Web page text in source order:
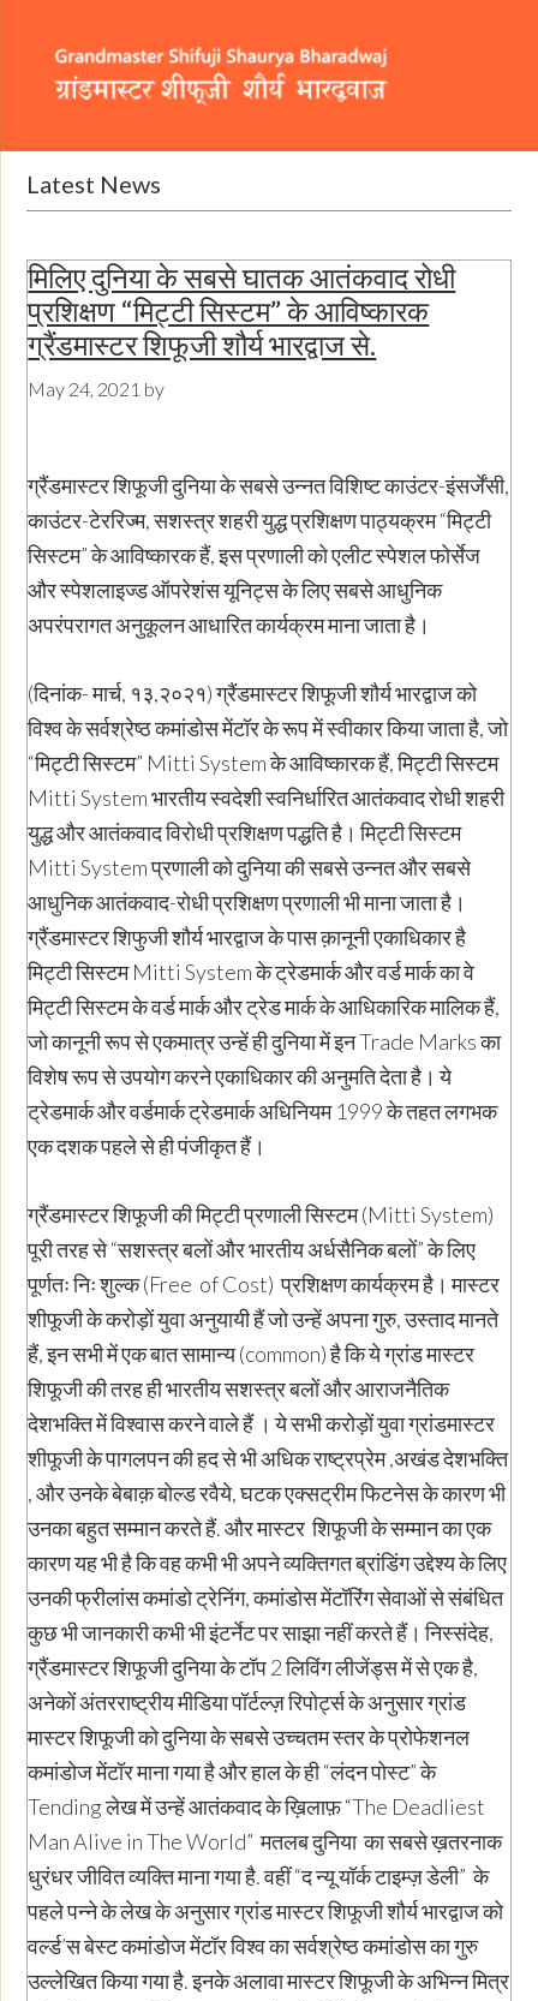
primary
content
footer
Header
Right
Main
navigation
Latest News
मिलिए दुनिया के सबसे घातक आतंकवाद रोधी
प्रशिक्षण “मिट्टी सिस्टम” के आविष्कारक
ग्रैंडमास्टर शिफूजी शौर्य भारद्वाज से.
May 24, 2021 by
ग्रैंडमास्टर शिफूजी दुनिया के सबसे उन्नत विशिष्ट काउंटर-इंसर्जेंसी,
काउंटर-टेररिज्म, सशस्त्र शहरी युद्ध प्रशिक्षण पाठ्यक्रम “मिट्टी
सिस्टम” के आविष्कारक हैं, इस प्रणाली को एलीट स्पेशल फोर्सेज
और स्पेशलाइज्ड ऑपरेशंस यूनिट्स के लिए सबसे आधुनिक
अपरंपरागत अनुकूलन आधारित कार्यक्रम माना जाता है।
(दिनांक- मार्च, १३,२०२१) ग्रैंडमास्टर शिफूजी शौर्य भारद्वाज को
विश्व के सर्वश्रेष्ठ कमांडोस मेंटॉर के रूप में स्वीकार किया जाता है, जो
“मिट्टी सिस्टम” Mitti System के आविष्कारक हैं, मिट्टी सिस्टम
Mitti System भारतीय स्वदेशी स्वनिर्धारित आतंकवाद रोधी शहरी
युद्ध और आतंकवाद विरोधी प्रशिक्षण पद्धति है। मिट्टी सिस्टम
Mitti System प्रणाली को दुनिया की सबसे उन्नत और सबसे
आधुनिक आतंकवाद-रोधी प्रशिक्षण प्रणाली भी माना जाता है।
ग्रैंडमास्टर शिफुजी शौर्य भारद्वाज के पास क़ानूनी एकाधिकार है
मिट्टी सिस्टम Mitti System के ट्रेडमार्क और वर्ड मार्क का वे
मिट्टी सिस्टम के वर्ड मार्क और ट्रेड मार्क के आधिकारिक मालिक हैं,
जो कानूनी रूप से एकमात्र उन्हें ही दुनिया में इन Trade Marks का
विशेष रूप से उपयोग करने एकाधिकार की अनुमति देता है। ये
ट्रेडमार्क और वर्डमार्क ट्रेडमार्क अधिनियम 1999 के तहत लगभक
एक दशक पहले से ही पंजीकृत हैं।
ग्रैंडमास्टर शिफूजी की मिट्टी प्रणाली सिस्टम (Mitti System)
पूरी तरह से “सशस्त्र बलों और भारतीय अर्धसैनिक बलों” के लिए
पूर्णतः निः शुल्क (Free of Cost) प्रशिक्षण कार्यक्रम है। मास्टर
शीफूजी के करोड़ों युवा अनुयायी हैं जो उन्हें अपना गुरु, उस्ताद मानते
हैं, इन सभी में एक बात सामान्य (common) है कि ये ग्रांड मास्टर
शिफूजी की तरह ही भारतीय सशस्त्र बलों और आराजनैतिक
देशभक्ति में विश्वास करने वाले हैं । ये सभी करोड़ों युवा ग्रांडमास्टर
शीफूजी के पागलपन की हद से भी अधिक राष्ट्रप्रेम ,अखंड देशभक्ति
, और उनके बेबाक़ बोल्ड रवैये, घटक एक्सट्रीम फिटनेस के कारण भी
उनका बहुत सम्मान करते हैं. और मास्टर शिफूजी के सम्मान का एक
कारण यह भी है कि वह कभी भी अपने व्यक्तिगत ब्रांडिंग उद्देश्य के लिए
उनकी फ्रीलांस कमांडो ट्रेनिंग, कमांडोस मेंटॉरिंग सेवाओं से संबंधित
कुछ भी जानकारी कभी भी इंटर्नेट पर साझा नहीं करते हैं। निस्संदेह,
ग्रैंडमास्टर शिफूजी दुनिया के टॉप 2 लिविंग लीजेंड्स में से एक है,
अनेकों अंतरराष्ट्रीय मीडिया पॉर्टल्ज़ रिपोर्ट्स के अनुसार ग्रांड
मास्टर शिफूजी को दुनिया के सबसे उच्चतम स्तर के प्रोफेशनल
कमांडोज मेंटॉर माना गया है और हाल के ही “लंदन पोस्ट” के
Tending लेख में उन्हें आतंकवाद के ख़िलाफ़ “The Deadliest
Man Alive in The World” मतलब दुनिया का सबसे ख़तरनाक
धुरंधर जीवित व्यक्ति माना गया है. वहीं “द न्यू यॉर्क टाइम्ज़ डेली” के
पहले पन्ने के लेख के अनुसार ग्रांड मास्टर शिफूजी शौर्य भारद्वाज को
वर्ल्ड’स बेस्ट कमांडोज मेंटॉर विश्व का सर्वश्रेष्ठ कमांडोस का गुरु
उल्लेखित किया गया है. इनके अलावा मास्टर शिफूजी के अभिन्न मित्र